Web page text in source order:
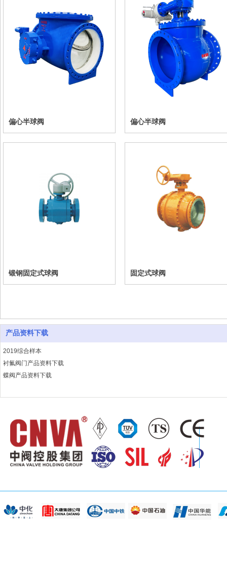
偏心半球阀 偏心半球阀
锻钢固定式球阀 固定式球阀
产品资料下载
2019综合样本
衬氟阀门产品资料下载
蝶阀产品资料下载
闸阀产品资料下载
通用阀产品资料下载
中阀水系统阀门-2023
资质文件-中阀2023